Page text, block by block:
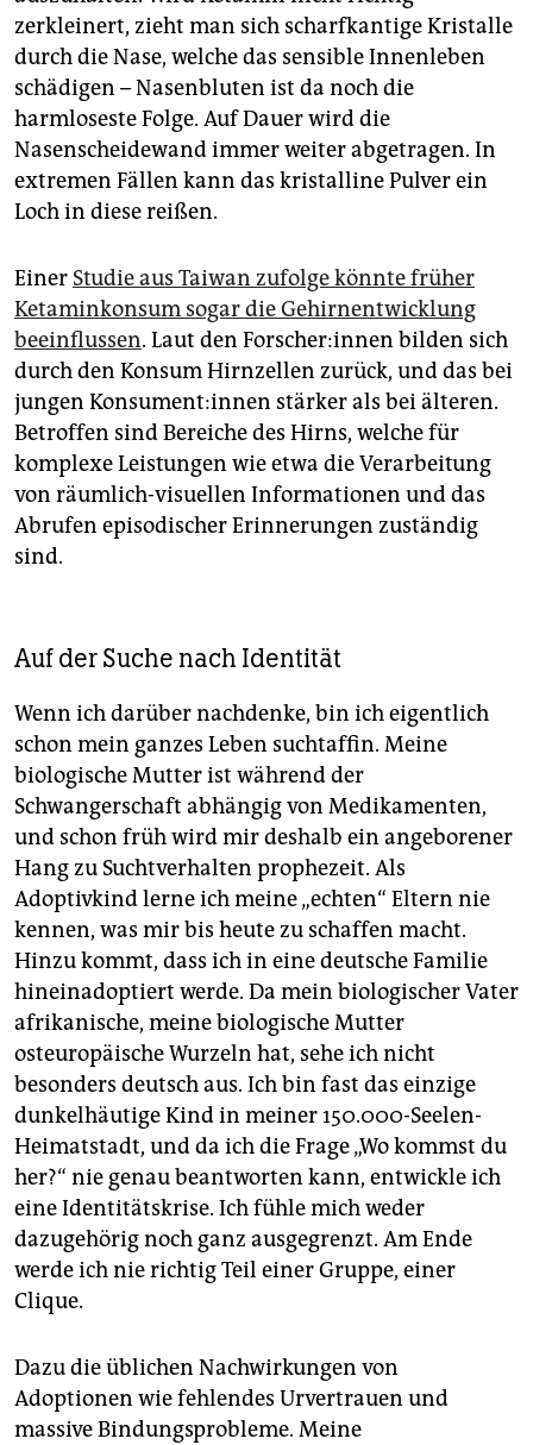
zerkleinert, zieht man sich scharfkantige Kristalle
durch die Nase, welche das sensible Innenleben
schädigen – Nasenbluten ist da noch die
harmloseste Folge. Auf Dauer wird die
Nasenscheidewand immer weiter abgetragen. In
extremen Fällen kann das kristalline Pulver ein
Loch in diese reißen.
Einer Studie aus Taiwan zufolge könnte früher
Ketaminkonsum sogar die Gehirnentwicklung
beeinflussen. Laut den For­sche­r:in­nen bilden sich
durch den Konsum Hirnzellen zurück, und das bei
jungen Kon­su­men­t:in­nen stärker als bei älteren.
Betroffen sind Bereiche des Hirns, welche für
komplexe Leistungen wie etwa die Verarbeitung
von räumlich-visuellen Informationen und das
Abrufen episodischer Erinnerungen zuständig
sind.
Auf der Suche nach Identität
Wenn ich darüber nachdenke, bin ich eigentlich
schon mein ganzes Leben suchtaffin. Meine
biologische Mutter ist während der
Schwangerschaft abhängig von Medikamenten,
und schon früh wird mir deshalb ein angeborener
Hang zu Suchtverhalten prophezeit. Als
Adoptivkind lerne ich meine „echten“ Eltern nie
kennen, was mir bis heute zu schaffen macht.
Hinzu kommt, dass ich in eine deutsche Familie
hineinadoptiert werde. Da mein biologischer Vater
afrikanische, meine biologische Mutter
osteuropäische Wurzeln hat, sehe ich nicht
besonders deutsch aus. Ich bin fast das einzige
dunkelhäutige Kind in meiner 150.000-Seelen-
Heimatstadt, und da ich die Frage „Wo kommst du
her?“ nie genau beantworten kann, entwickle ich
eine Identitätskrise. Ich fühle mich weder
dazugehörig noch ganz ausgegrenzt. Am Ende
werde ich nie richtig Teil einer Gruppe, einer
Clique.
Dazu die üblichen Nachwirkungen von
Adoptionen wie fehlendes Urvertrauen und
massive Bindungsprobleme. Meine